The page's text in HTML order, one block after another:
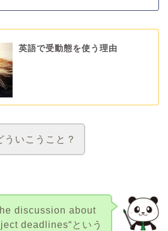
英語で受動態を使う理由
ういこうこと？
discussion about
deadlines“という